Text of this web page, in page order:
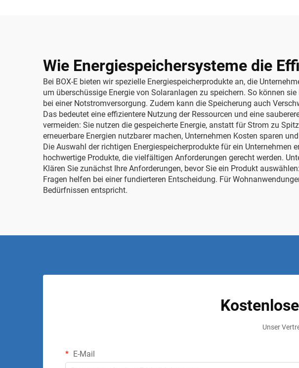
Wie Energiespeichersysteme die
Bei BOX-E bieten wir spezielle Energiespeicherprodukte an, die
um überschüssige Energie von Solaranlagen zu speichern. So können
bei einer Notstromversorgung. Zudem kann die Speicherung auch
Das bedeutet eine effizientere Nutzung der Ressourcen und eine
vermeiden: Sie nutzen die gespeicherte Energie, anstatt für Strom zu
erneuerbare Energien nutzbarer machen, Unternehmen Kosten sparen
Die Auswahl der richtigen Energiespeicherprodukte für ein
hochwertige Produkte, die vielfältigen Anforderungen gerecht werden.
Klären Sie zunächst Ihre Anforderungen, bevor Sie ein Produkt
Fragen helfen bei einer fundierteren Entscheidung. Für
Bedürfnissen entspricht.
Unser
E-Mail